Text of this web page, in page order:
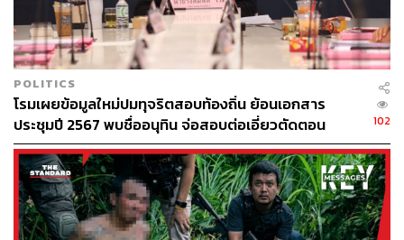
ดังนั้น ถึงแม้พวกตนจะสามารถรับหลักการในร่าง พ.ร.บ.
ฉบับนี้ได้ แต่ก็ไม่อาจเห็นด้วยกับกระบวนการที่ ครม. เสนอให้
มีการใช้คณะกรรมาธิการเต็มสภา เพื่อเร่งรัดกระบวนการใน
การพิจารณากฎหมายฉบับนี้ พร้อมเสนอประธานสภาตามข้อ
บังคับการประชุมที่ 120 วรรค 2 อาจจะมีการเขียนเป็นลาย
ลักษณ์อักษรที่วรรคตอนไม่ชัดเจน ที่เขียนไว้ว่าเมื่อ ครม.
ร้องขอ หรือ สส. 20 คนเสนอญัตติ และที่ประชุมอนุมัติ อยาก
เสนอให้ประธานทำหน้าที่วินิจฉัยให้เด็ดขาด ว่าคำว่า “และที่
ประชุมอนุมัตินี้” บังคับใช้กับกรณีที่ ครม. เสนอมาด้วยหรือไม่
ต้องเกิดความชัดเจนในเรื่องนี้ เพื่อให้การผ่านร่างกฎหมาย
ฉบับนี้มีความรอบคอบและรัดกุม
POLITICS
โรมเผยข้อมูลใหม่ปมทุจริตสอบท้องถิ่น ย้อนเอกสาร
ประชุมปี 2567 พบชื่ออนุทิน จ่อสอบต่อเอี่ยวตัดตอน
ม.บูรพา หรือไม่
102